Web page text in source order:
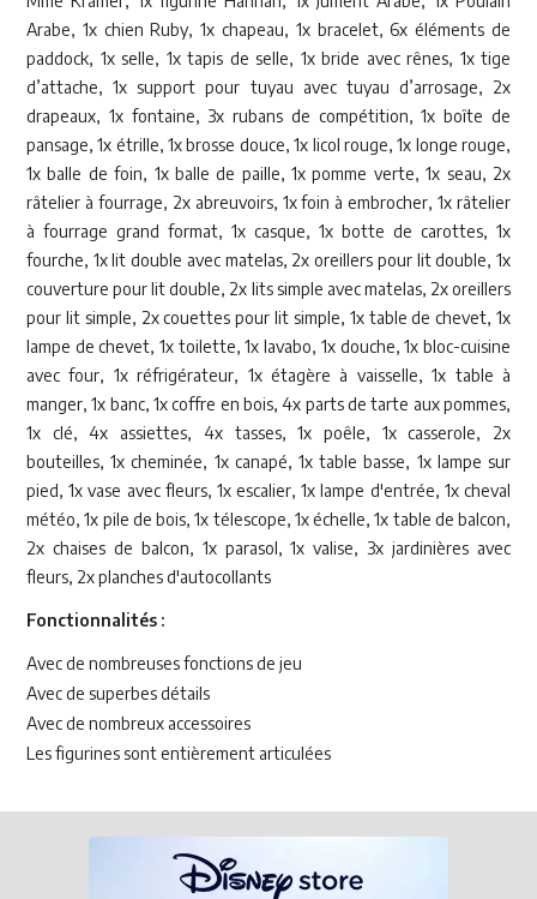
Arabe, 1x chien Ruby, 1x chapeau, 1x bracelet, 6x éléments de
paddock, 1x selle, 1x tapis de selle, 1x bride avec rênes, 1x tige
d’attache, 1x support pour tuyau avec tuyau d’arrosage, 2x
drapeaux, 1x fontaine, 3x rubans de compétition, 1x boîte de
pansage, 1x étrille, 1x brosse douce, 1x licol rouge, 1x longe rouge,
1x balle de foin, 1x balle de paille, 1x pomme verte, 1x seau, 2x
râtelier à fourrage, 2x abreuvoirs, 1x foin à embrocher, 1x râtelier
à fourrage grand format, 1x casque, 1x botte de carottes, 1x
fourche, 1x lit double avec matelas, 2x oreillers pour lit double, 1x
couverture pour lit double, 2x lits simple avec matelas, 2x oreillers
pour lit simple, 2x couettes pour lit simple, 1x table de chevet, 1x
lampe de chevet, 1x toilette, 1x lavabo, 1x douche, 1x bloc-cuisine
avec four, 1x réfrigérateur, 1x étagère à vaisselle, 1x table à
manger, 1x banc, 1x coffre en bois, 4x parts de tarte aux pommes,
1x clé, 4x assiettes, 4x tasses, 1x poêle, 1x casserole, 2x
bouteilles, 1x cheminée, 1x canapé, 1x table basse, 1x lampe sur
pied, 1x vase avec fleurs, 1x escalier, 1x lampe d'entrée, 1x cheval
météo, 1x pile de bois, 1x télescope, 1x échelle, 1x table de balcon,
2x chaises de balcon, 1x parasol, 1x valise, 3x jardinières avec
fleurs, 2x planches d'autocollants
Fonctionnalités :
Avec de nombreuses fonctions de jeu
Avec de superbes détails
Avec de nombreux accessoires
Les figurines sont entièrement articulées